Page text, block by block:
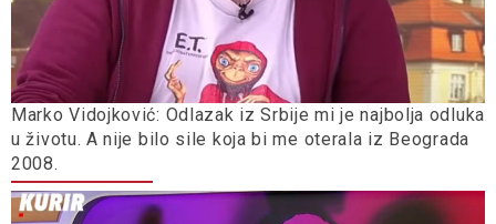
Marko Vidojković: Odlazak iz Srbije mi je najbolja odluka
u životu. A nije bilo sile koja bi me oterala iz Beograda
2008.